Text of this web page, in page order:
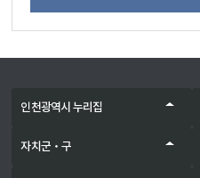
인천광역시 누리집
자치군‧구